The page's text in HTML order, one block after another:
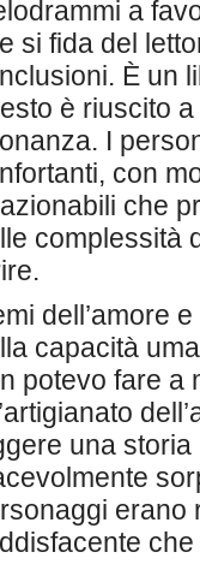
a
si fida del
È un
è riuscito
I
con
che
complessità
dell’amore
capacità
potevo fare a
una
erano